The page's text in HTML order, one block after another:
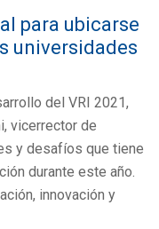
para ubicarse
universidades
del VRI 2021,
vicerrector de
y desafíos que tiene
durante este año.
innovación y